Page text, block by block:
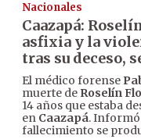
Nacionales
Caazapá:
asfixia y la
tras su deceso,
El médico forense
muerte de Roselín
14 años que estaba
en Caazapá. Informó
fallecimiento se